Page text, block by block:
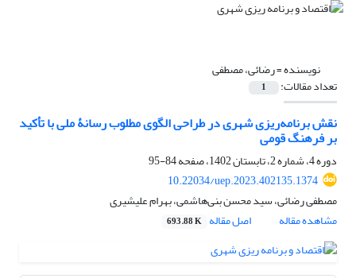
نویسنده =رضائی، مصطفی
تعداد مقالات: 1
نقش برنامه‌ریزی شهری در طراحی الگوی مطلوب رسانۀ ملی با تأکید
بر فرهنگ قومی
دوره 4، شماره 2، تابستان 1402، صفحه
84-95
10.22034/uep.2023.402135.1374
مصطفی رضائی، سید محسن بنی‌هاشمی، بهرام علیشیری
مشاهده مقاله
اصل مقاله 693.88 K